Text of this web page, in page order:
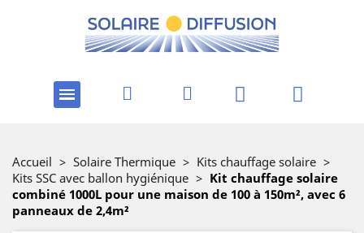
Accueil > Solaire Thermique > Kits chauffage solaire >
Kits SSC avec ballon hygiénique > Kit chauffage solaire
combiné 1000L pour une maison de 100 à 150m², avec 6
panneaux de 2,4m²